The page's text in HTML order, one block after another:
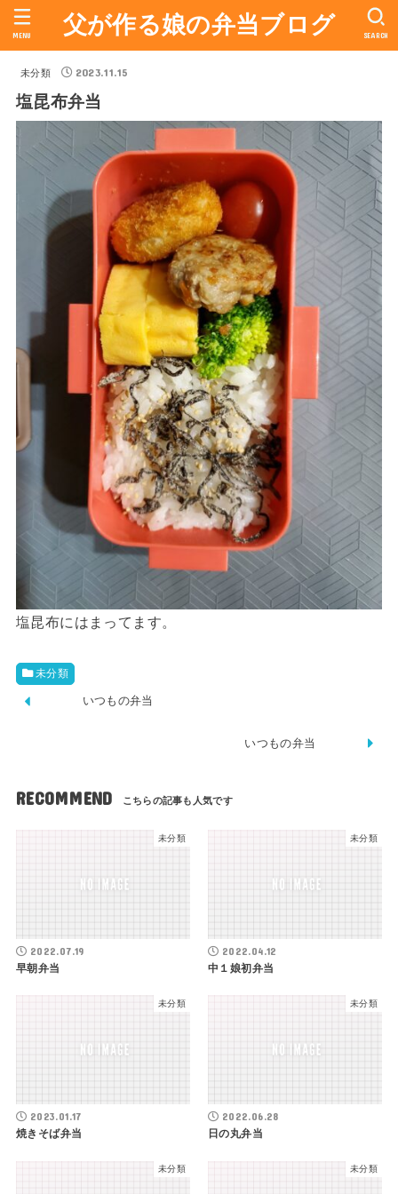
父が作る娘の弁当ブログ SEARCH
MENU
未分類 2023.11.15
塩昆布弁当
塩昆布にはまってます。
未分類
いつもの弁当
いつもの弁当
RECOMMEND
未分類
2022.07.19
早朝弁当
未分類
2022.04.12
中１娘初弁当
未分類
2023.01.17
焼きそば弁当
未分類
2022.06.28
日の丸弁当
未分類 未分類